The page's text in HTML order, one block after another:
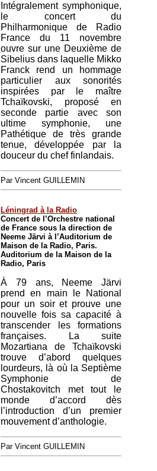
Intégralement symphonique,
le concert du
Philharmonique de Radio
France du 11 novembre
ouvre sur une Deuxième de
Sibelius dans laquelle Mikko
Franck rend un hommage
particulier aux sonorités
inspirées par le maître
Tchaïkovski, proposé en
seconde partie avec son
ultime symphonie, une
Pathétique de très grande
tenue, développée par la
douceur du chef finlandais.
Par Vincent GUILLEMIN
Léningrad à la Radio
Concert de l’Orchestre national
de France sous la direction de
Neeme Järvi à l’Auditorium de
Maison de la Radio, Paris.
Auditorium de la Maison de la
Radio, Paris
À 79 ans, Neeme Järvi
prend en main le National
pour un soir et prouve une
nouvelle fois sa capacité à
transcender les formations
françaises. La suite
Mozartiana de Tchaïkovski
trouve d’abord quelques
lourdeurs, là où la Septième
Symphonie de
Chostakovitch met tout le
monde d’accord dès
l’introduction d’un premier
mouvement d’anthologie.
Par Vincent GUILLEMIN